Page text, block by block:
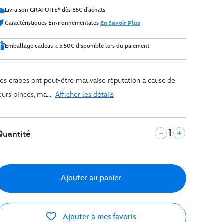
Livraison GRATUITE* dès 85€ d’achats
Caractéristiques Environnementales En Savoir Plus
Emballage cadeau à 5.50€ disponible lors du paiement
crabes ont peut-être mauvaise réputation à cause de
pinces, ma... Afficher les détails
Ajouter au panier
Ajouter à mes favoris